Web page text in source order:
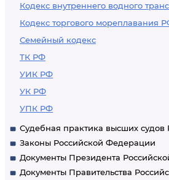
Кодекс внутреннего водного
Кодекс торгового мореплавания
Семейный кодекс
ТК РФ
УИК РФ
УК РФ
УПК РФ
Судебная практика высших судов
Законы Российской Федерации
Документы Президента
Документы Правительства
или